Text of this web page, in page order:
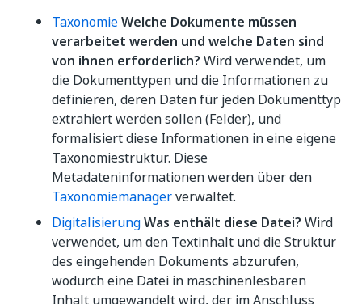
TaxonomieWelche Dokumente müssen
verarbeitet werden und welche Daten sind
von ihnen erforderlich? Wird verwendet, um
die Dokumenttypen und die Informationen zu
definieren, deren Daten für jeden Dokumenttyp
extrahiert werden sollen (Felder), und
formalisiert diese Informationen in eine eigene
Taxonomiestruktur. Diese
Metadateninformationen werden über den
Taxonomiemanagerverwaltet.
DigitalisierungWas enthält diese Datei? Wird
verwendet, um den Textinhalt und die Struktur
des eingehenden Dokuments abzurufen,
wodurch eine Datei in maschinenlesbaren
Inhalt umgewandelt wird, der im Anschluss